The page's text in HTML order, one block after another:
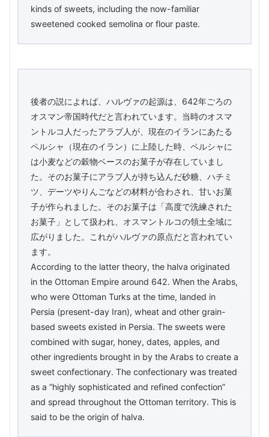
kinds of sweets, including the now-familiar
sweetened cooked semolina or flour paste.
後者の説によれば、ハルヴァの起源は、642年ごろの
オスマン帝国時代だと言われています。当時のオスマ
ントルコ人だったアラブ人が、現在のイランにあたる
ペルシャ（現在のイラン）に上陸した時、ペルシャに
は小麦などの穀物ベースのお菓子が存在していまし
た。そのお菓子にアラブ人が持ち込んだ砂糖、ハチミ
ツ、デーツやりんごなどの材料が合わされ、甘いお菓
子が作られました。そのお菓子は「高度で洗練された
お菓子」として扱われ、オスマントルコの領土全域に
広がりました。これがハルヴァの原点だと言われてい
ます。
According to the latter theory, the halva originated
in the Ottoman Empire around 642. When the Arabs,
who were Ottoman Turks at the time, landed in
Persia (present-day Iran), wheat and other grain-
based sweets existed in Persia. The sweets were
combined with sugar, honey, dates, apples, and
other ingredients brought in by the Arabs to create a
sweet confectionary. The confectionary was treated
as a “highly sophisticated and refined confection”
and spread throughout the Ottoman territory. This is
said to be the origin of halva.